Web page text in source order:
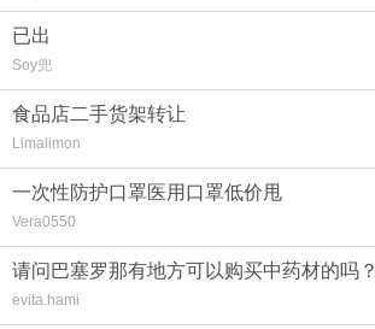
已出
Soy兜
食品店二手货架转让
Limalimon
一次性防护口罩医用口罩低价甩
Vera0550
请问巴塞罗那有地方可以购买中药材的吗？
evita.hami